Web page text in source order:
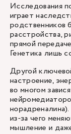
Исследования
играет
родственников
расстройства,
прямой
Генетика лишь
Другой
настроение,
во многом
из-за чего
мышление и